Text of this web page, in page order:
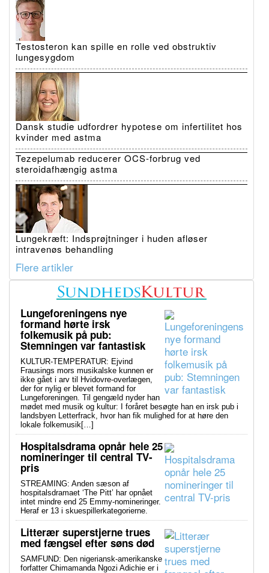
Testosteron kan spille en rolle ved obstruktiv
lungesygdom
Dansk studie udfordrer hypotese om infertilitet hos
kvinder med astma
Tezepelumab reducerer OCS-forbrug ved
steroidafhængig astma
Lungekræft: Indsprøjtninger i huden afløser
intravenøs behandling
Flere artikler
Lungeforeningens nye
formand hørte irsk
folkemusik på pub:
Stemningen var fantastisk
KULTUR-TEMPERATUR: Ejvind
Frausings mors musikalske kunnen er
ikke gået i arv til Hvidovre-overlægen,
der for nylig er blevet formand for
Lungeforeningen. Til gengæld nyder han
mødet med musik og kultur: I foråret besøgte han en irsk pub i
landsbyen Letterfrack, hvor han fik mulighed for at høre den
lokale folkemusik[…]
Hospitalsdrama opnår hele 25
nomineringer til central TV-
pris
STREAMING: Anden sæson af
hospitalsdramaet ‘The Pitt’ har opnået
intet mindre end 25 Emmy-nomineringer.
Heraf er 13 i skuespillerkategorierne.
Litterær superstjerne trues
med fængsel efter søns død
SAMFUND: Den nigeriansk-amerikanske
forfatter Chimamanda Ngozi Adichie er i